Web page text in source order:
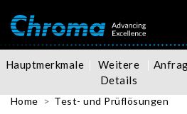
Hauptmerkmale
Weitere
Details
Home Test- und Prüflösungen